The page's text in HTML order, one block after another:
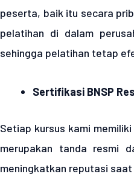
peserta, baik itu secara
pelatihan di dalam
sehingga pelatihan tetap
Sertifikasi BNSP
Setiap kursus kami
merupakan tanda resmi
meningkatkan reputasi